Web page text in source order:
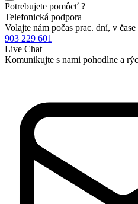
Potrebujete pomôcť ?
Telefonická podpora
Volajte nám počas prac. dní, v
903 229 601
Live Chat
Komunikujte s nami pohodlne a